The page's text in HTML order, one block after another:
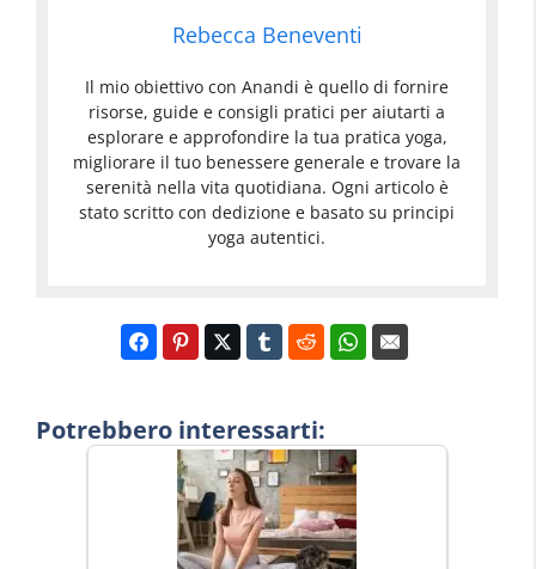
Rebecca Beneventi
Il mio obiettivo con Anandi è quello di fornire
risorse, guide e consigli pratici per aiutarti a
esplorare e approfondire la tua pratica yoga,
migliorare il tuo benessere generale e trovare la
serenità nella vita quotidiana. Ogni articolo è
stato scritto con dedizione e basato su principi
yoga autentici.
Potrebbero interessarti: